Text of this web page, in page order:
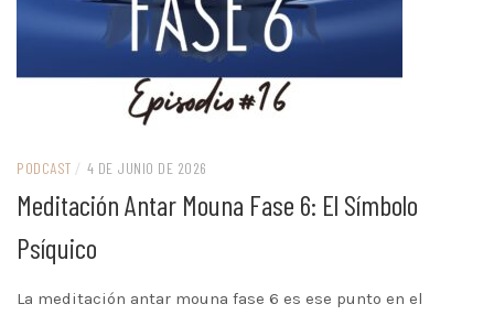
PODCAST / 4 DE JUNIO DE 2026
Meditación Antar Mouna Fase 6: El Símbolo
Psíquico
La meditación antar mouna fase 6 es ese punto en el